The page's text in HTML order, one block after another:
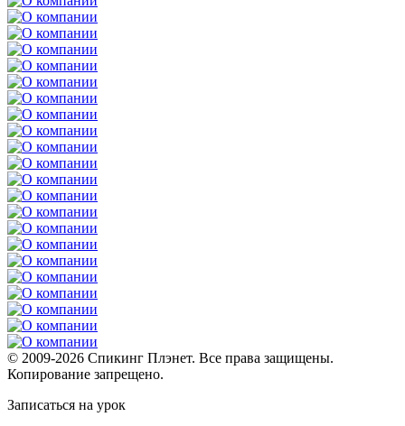
© 2009-2026 Спикинг Плэнет. Все права защищены.
Копирование запрещено.
Записаться на урок